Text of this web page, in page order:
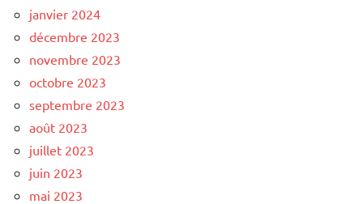
janvier 2024
décembre 2023
novembre 2023
octobre 2023
septembre 2023
août 2023
juillet 2023
juin 2023
mai 2023